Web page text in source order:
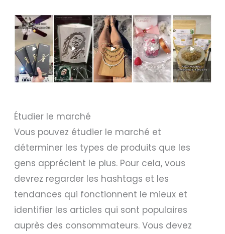
Étudier le marché
Vous pouvez étudier le marché et
déterminer les types de produits que les
gens apprécient le plus. Pour cela, vous
devrez regarder les hashtags et les
tendances qui fonctionnent le mieux et
identifier les articles qui sont populaires
auprès des consommateurs. Vous devez